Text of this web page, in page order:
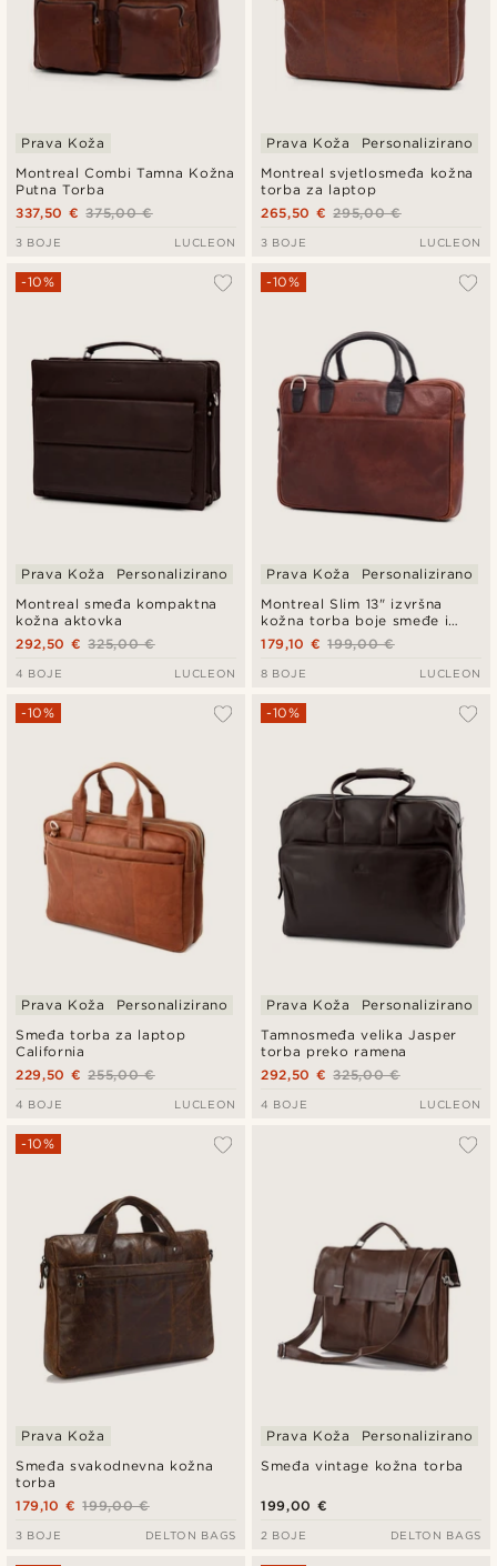
Montreal Combi Tamna Kožna
Putna Torba
Prava Koža
375,00 €
337,50 €
3 BOJE LUCLEON
Montreal svjetlosmeđa kožna
torba za laptop
Prava Koža Personalizirano
295,00 €
265,50 €
3 BOJE LUCLEON
Montreal smeđa kompaktna
kožna aktovka
-10%
Prava Koža Personalizirano
325,00 €
292,50 €
4 BOJE LUCLEON
Montreal Slim 13" izvršna
kožna torba boje smeđe i
crne
-10%
Prava Koža Personalizirano
199,00 €
179,10 €
8 BOJE LUCLEON
Smeđa torba za laptop
California
-10%
Prava Koža Personalizirano
255,00 €
229,50 €
4 BOJE LUCLEON
Tamnosmeđa velika Jasper
torba preko ramena
-10%
Prava Koža Personalizirano
325,00 €
292,50 €
4 BOJE LUCLEON
Smeđa svakodnevna kožna
torba
-10%
Prava Koža
199,00 €
179,10 €
3 BOJE DELTON BAGS
Smeđa vintage kožna torba
Prava Koža Personalizirano
199,00 €
2 BOJE DELTON BAGS